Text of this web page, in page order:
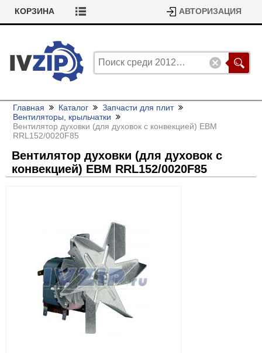
КОРЗИНА АВТОРИЗАЦИЯ
Главная Каталог
Запчасти для плит
Вентиляторы, крыльчатки
Вентилятор духовки (для духовок с конвекцией) EBM
RRL152/0020F85
Вентилятор духовки (для духовок с
конвекцией) EBM RRL152/0020F85